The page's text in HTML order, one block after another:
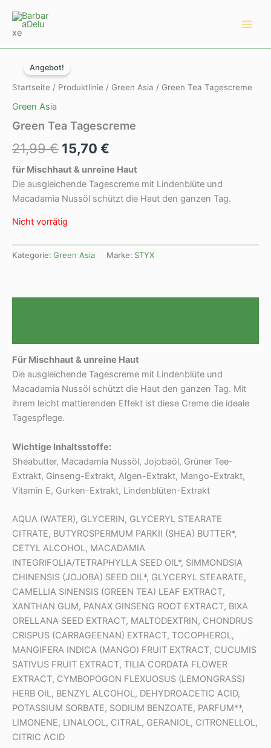
Inhalt
springen
Angebot!
Startseite / Produktlinie / Green Asia / Green Tea Tagescreme
Green Asia
Green Tea Tagescreme
21,99€
Preis
21,99 €
15,70 €
Preis
15,70 €.
für Mischhaut & unreine Haut
Die ausgleichende Tagescreme mit Lindenblüte und
Macadamia Nussöl schützt die Haut den ganzen Tag.
Nicht vorrätig
Kategorie: Green Asia Marke: STYX
Für Mischhaut & unreine Haut
Die ausgleichende Tagescreme mit Lindenblüte und
Macadamia Nussöl schützt die Haut den ganzen Tag. Mit
ihrem leicht mattierenden Effekt ist diese Creme die ideale
Tagespflege.
Wichtige Inhaltsstoffe:
Sheabutter, Macadamia Nussöl, Jojobaöl, Grüner Tee-
Extrakt, Ginseng-Extrakt, Algen-Extrakt, Mango-Extrakt,
Vitamin E, Gurken-Extrakt, Lindenblüten-Extrakt
AQUA (WATER), GLYCERIN, GLYCERYL STEARATE
CITRATE, BUTYROSPERMUM PARKII (SHEA) BUTTER*,
CETYL ALCOHOL, MACADAMIA
INTEGRIFOLIA/TETRAPHYLLA SEED OIL*, SIMMONDSIA
CHINENSIS (JOJOBA) SEED OIL*, GLYCERYL STEARATE,
CAMELLIA SINENSIS (GREEN TEA) LEAF EXTRACT,
XANTHAN GUM, PANAX GINSENG ROOT EXTRACT, BIXA
ORELLANA SEED EXTRACT, MALTODEXTRIN, CHONDRUS
CRISPUS (CARRAGEENAN) EXTRACT, TOCOPHEROL,
MANGIFERA INDICA (MANGO) FRUIT EXTRACT, CUCUMIS
SATIVUS FRUIT EXTRACT, TILIA CORDATA FLOWER
EXTRACT, CYMBOPOGON FLEXUOSUS (LEMONGRASS)
HERB OIL, BENZYL ALCOHOL, DEHYDROACETIC ACID,
POTASSIUM SORBATE, SODIUM BENZOATE, PARFUM**,
LIMONENE, LINALOOL, CITRAL, GERANIOL, CITRONELLOL,
CITRIC ACID